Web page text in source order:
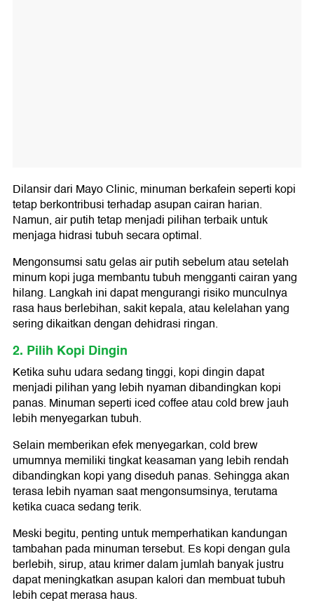
Dilansir dari Mayo Clinic, minuman berkafein seperti kopi
tetap berkontribusi terhadap asupan cairan harian.
Namun, air putih tetap menjadi pilihan terbaik untuk
menjaga hidrasi tubuh secara optimal.
Mengonsumsi satu gelas air putih sebelum atau setelah
minum kopi juga membantu tubuh mengganti cairan yang
hilang. Langkah ini dapat mengurangi risiko munculnya
rasa haus berlebihan, sakit kepala, atau kelelahan yang
sering dikaitkan dengan dehidrasi ringan.
2. Pilih Kopi Dingin
Ketika suhu udara sedang tinggi, kopi dingin dapat
menjadi pilihan yang lebih nyaman dibandingkan kopi
panas. Minuman seperti iced coffee atau cold brew jauh
lebih menyegarkan tubuh.
Selain memberikan efek menyegarkan, cold brew
umumnya memiliki tingkat keasaman yang lebih rendah
dibandingkan kopi yang diseduh panas. Sehingga akan
terasa lebih nyaman saat mengonsumsinya, terutama
ketika cuaca sedang terik.
Meski begitu, penting untuk memperhatikan kandungan
tambahan pada minuman tersebut. Es kopi dengan gula
berlebih, sirup, atau krimer dalam jumlah banyak justru
dapat meningkatkan asupan kalori dan membuat tubuh
lebih cepat merasa haus.